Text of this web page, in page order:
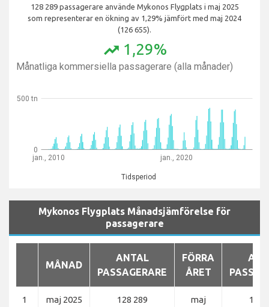
128 289 passagerare använde Mykonos Flygplats i maj 2025
som representerar en ökning av 1,29% jämfört med maj 2024
(126 655).
trending_up 1,29%
Månatliga kommersiella passagerare (alla månader)
jan., 2010 jan., 2020
Tidsperiod
0
500 tn
Mykonos Flygplats Månadsjämförelse för
passagerare
MÅNAD
ANTAL
PASSAGERARE
FÖRRA
ÅRET
1 maj 2025 128 289
maj
126